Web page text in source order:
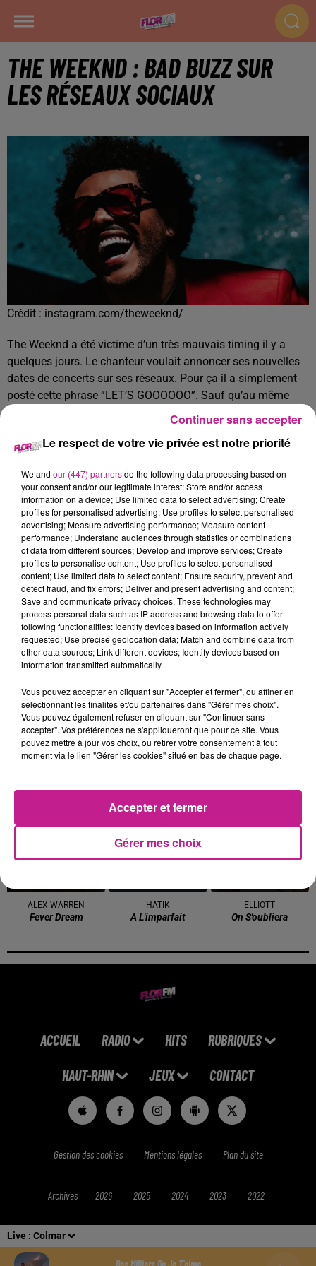
Live : Colmar
THE WEEKND : BAD BUZZ SUR
LES RÉSEAUX SOCIAUX
Crédit : instagram.com/theweeknd/
The Weeknd a été victime d’un très mauvais timing il y a
quelques jours. Le chanteur voulait annoncer ses nouvelles
dates de concerts sur ses réseaux. Pour ça il a simplement
posté cette phrase “LET’S GOOOOOO”. Sauf qu’au même
moment, la Russie a envahi l’Ukraine. Ce message a donc
été mal interprété. Depuis, The Weeknd s’est excusé et il a
remis à plus tard l’annonce de sa tournée.
TITRES DIFFUSÉS Voir plus
16h23
16h23
SLIMANE
Des Milliers De Je
T'aime
16h19
16h19
SHAKIRA FEAT. BURNA
BOY
Dai Dai
16h11
16h11
TONES AND I
Dance Monkey
16h07
16h07
TAYC
16h05
16h05
MIKI DJ YOUCEF
ALEX WARREN
Fever Dream
15h57
15h57
HATIK
A L'imparfait
ELLIOTT
On S'oubliera
ACCUEIL RADIO HITS RUBRIQUES
HAUT-RHIN JEUX CONTACT
Gestion des cookies Mentions légales Plan du site
Archives 2026 2025 2024 2023 2022
Le respect de votre vie privée est notre priorité
We and our (447) partnersdo the following data processing based on
your consent and/or our legitimate interest: Store and/or access
information on a device; Use limited data to select advertising; Create
profiles for personalised advertising; Use profiles to select personalised
advertising; Measure advertising performance; Measure content
performance; Understand audiences through statistics or combinations
of data from different sources; Develop and improve services; Create
profiles to personalise content; Use profiles to select personalised
content; Use limited data to select content; Ensure security, prevent and
detect fraud, and fix errors; Deliver and present advertising and content;
Save and communicate privacy choices. These technologies may
process personal data such as IP address and browsing data to offer
following functionalities: Identify devices based on information actively
requested; Use precise geolocation data; Match and combine data from
other data sources; Link different devices; Identify devices based on
information transmitted automatically.
Vous pouvez accepter en cliquant sur "Accepter et fermer", ou affiner en
sélectionnant les finalités et/ou partenaires dans "Gérer mes choix".
Vous pouvez également refuser en cliquant sur "Continuer sans
accepter". Vos préférences ne s'appliqueront que pour ce site. Vous
pouvez mettre à jour vos choix, ou retirer votre consentement à tout
moment via le lien "Gérer les cookies" situé en bas de chaque page.
Gérer mes choix
Accepter et fermer
Continuer sans accepter